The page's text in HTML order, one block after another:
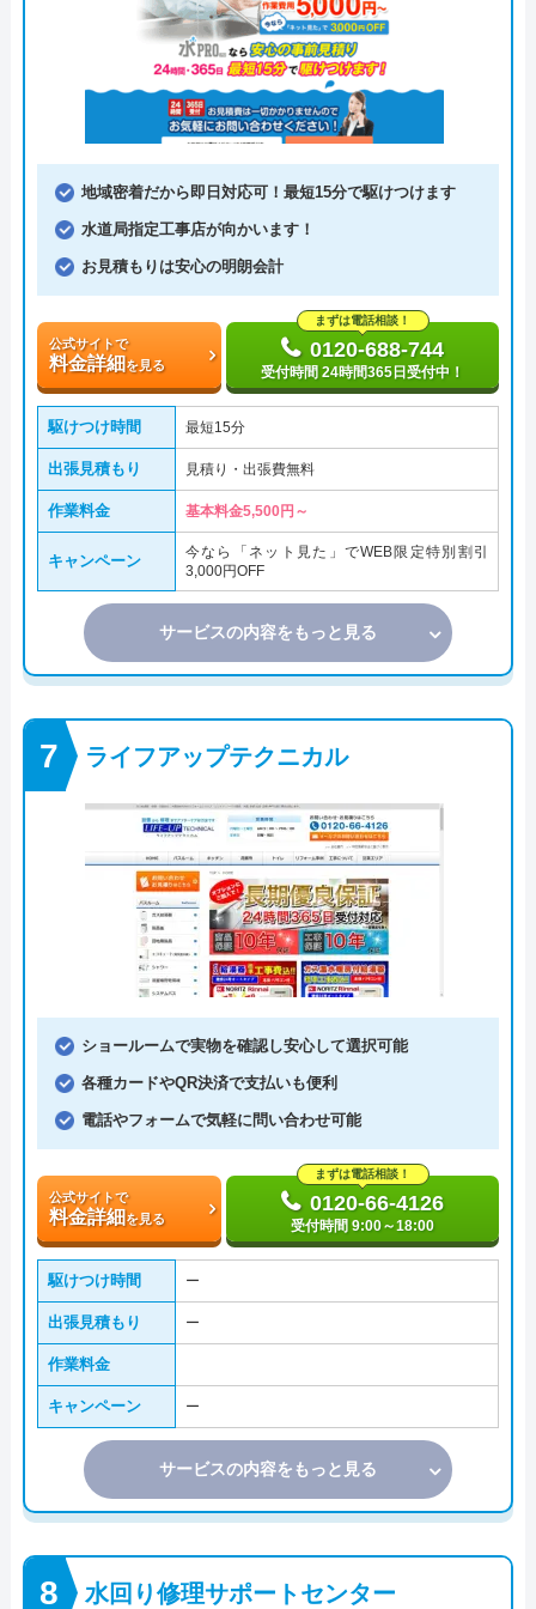
地域密着だから即日対応可！最短15分で駆けつけます
水道局指定工事店が向かいます！
お見積もりは安心の明朗会計
公式サイトで
料金詳細を見る
まずは電話相談！
0120-688-744
受付時間 24時間365日受付中！
駆けつけ時間 最短15分
出張見積もり 見積り・出張費無料
作業料金 基本料金5,500円～
キャンペーン
今なら「ネット見た」でWEB限定特別割引
3,000円OFF
サービスの内容をもっと見る
ライフアップテクニカル
ショールームで実物を確認し安心して選択可能
各種カードやQR決済で支払いも便利
電話やフォームで気軽に問い合わせ可能
公式サイトで
料金詳細を見る
まずは電話相談！
0120-66-4126
受付時間 9:00～18:00
駆けつけ時間 ー
出張見積もり ー
作業料金
キャンペーン ー
サービスの内容をもっと見る
水回り修理サポートセンター